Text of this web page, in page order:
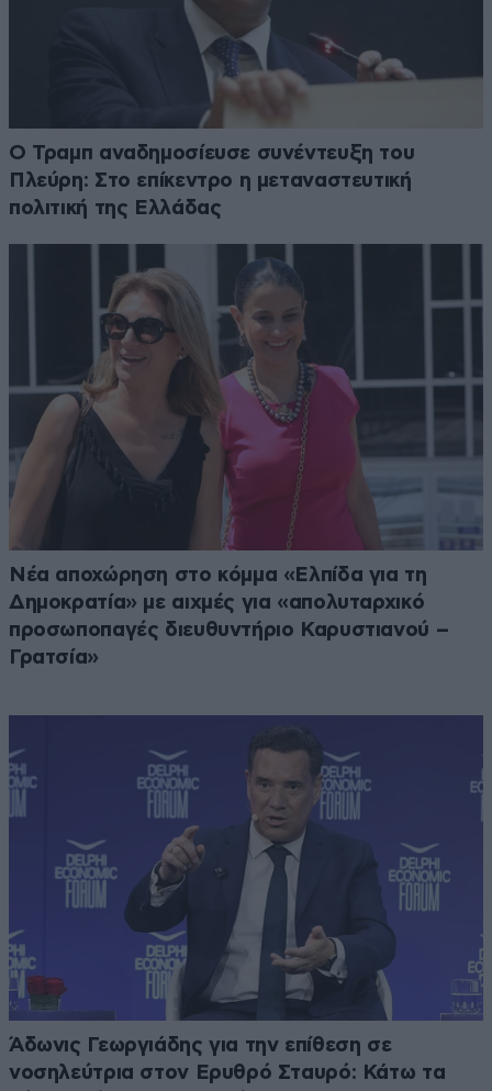
Ο Τραμπ αναδημοσίευσε συνέντευξη του
Πλεύρη: Στο επίκεντρο η μεταναστευτική
πολιτική της Ελλάδας
Νέα αποχώρηση στο κόμμα «Ελπίδα για τη
Δημοκρατία» με αιχμές για «απολυταρχικό
προσωποπαγές διευθυντήριο Καρυστιανού –
Γρατσία»
Άδωνις Γεωργιάδης για την επίθεση σε
νοσηλεύτρια στον Ερυθρό Σταυρό: Κάτω τα